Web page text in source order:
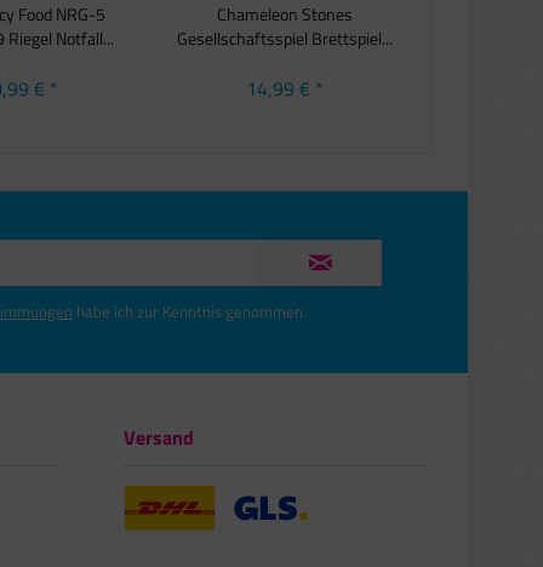
Food NRG-5
Notfall...
€ *
Chameleon Stones
Gesellschaftsspiel Brettspiel...
14,99 € *
habe ich zur Kenntnis genommen.
Versand